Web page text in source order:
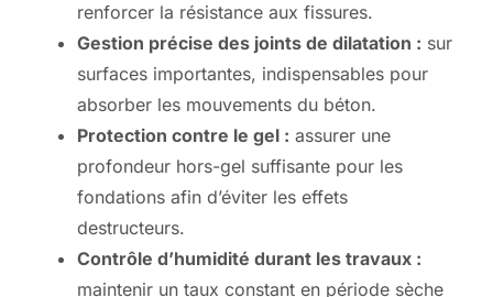
renforcer la résistance aux fissures.
Gestion précise des joints de dilatation : sur
surfaces importantes, indispensables pour
absorber les mouvements du béton.
Protection contre le gel : assurer une
profondeur hors-gel suffisante pour les
fondations afin d’éviter les effets
destructeurs.
Contrôle d’humidité durant les travaux :
maintenir un taux constant en période sèche